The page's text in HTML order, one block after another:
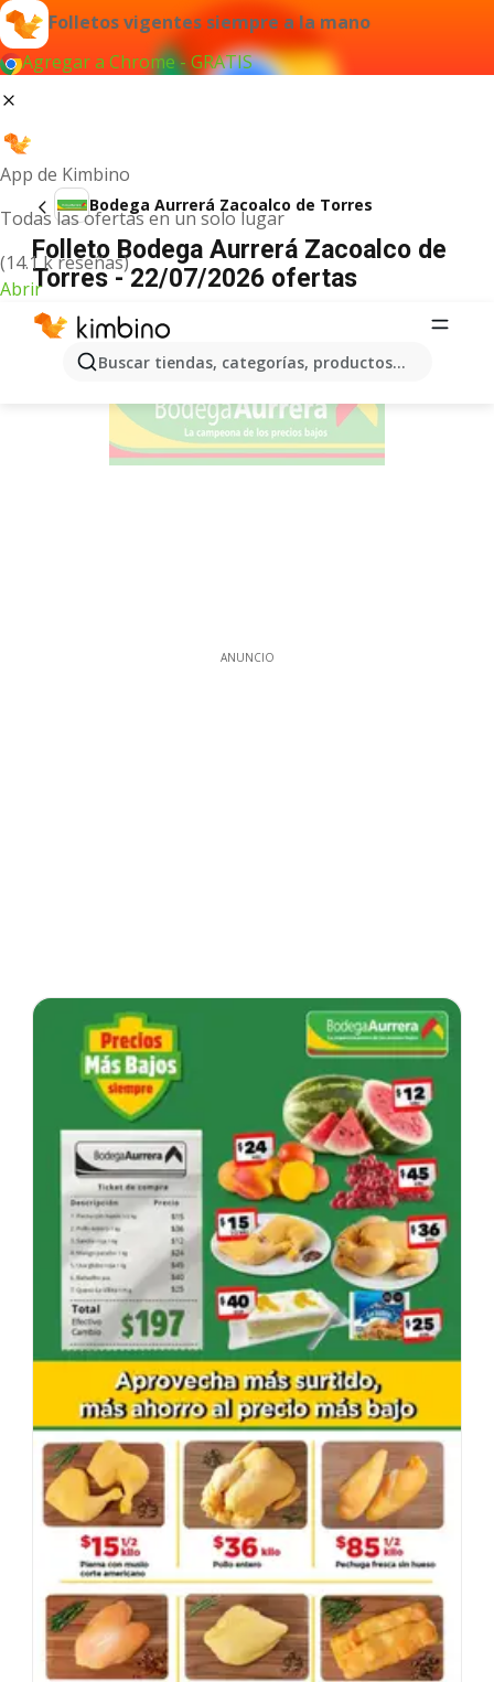
Folletos vigentes siempre a la mano
Agregar a Chrome - GRATIS
App de Kimbino
Todas las ofertas en un solo lugar
(14.1 k reseñas)
Abrir
Buscar tiendas, categorías, productos...
Bodega Aurrerá Zacoalco de Torres
Folleto Bodega Aurrerá Zacoalco de
Torres - 22/07/2026 ofertas
ANUNCIO